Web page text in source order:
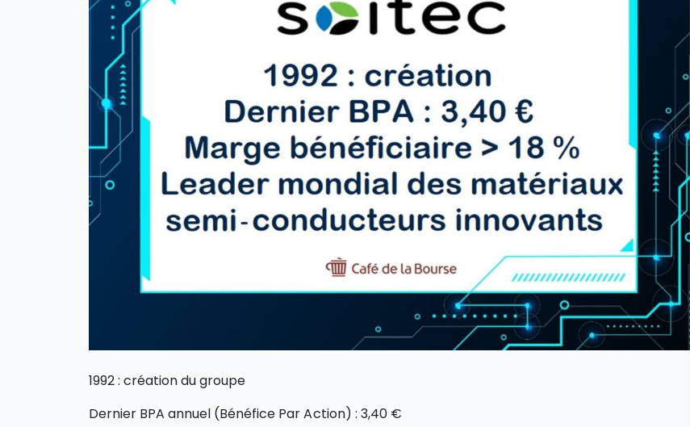
1992 : création du groupe
Dernier BPA annuel (Bénéfice Par Action) : 3,40 €